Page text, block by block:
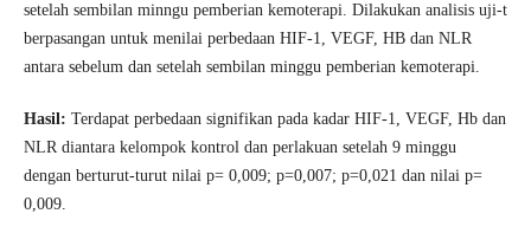
setelah sembilan minngu pemberian kemoterapi. Dilakukan analisis uji-t
berpasangan untuk menilai perbedaan HIF-1, VEGF, HB dan NLR
antara sebelum dan setelah sembilan minggu pemberian kemoterapi.
Hasil: Terdapat perbedaan signifikan pada kadar HIF-1, VEGF, Hb dan
NLR diantara kelompok kontrol dan perlakuan setelah 9 minggu
dengan berturut-turut nilai p= 0,009; p=0,007; p=0,021 dan nilai p=
0,009.